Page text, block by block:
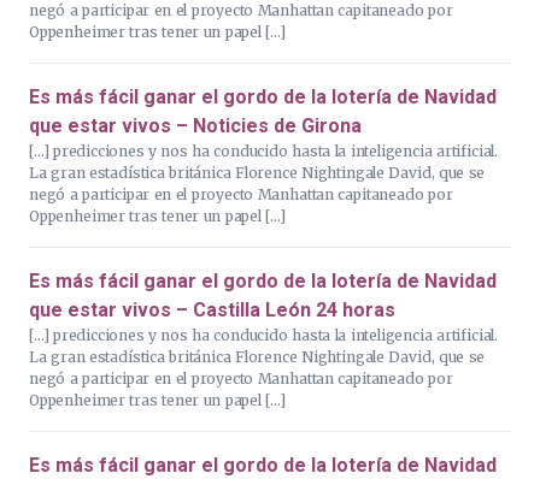
negó a participar en el proyecto Manhattan capitaneado por
Oppenheimer tras tener un papel […]
Es más fácil ganar el gordo de la lotería de Navidad
que estar vivos – Noticies de Girona
[…] predicciones y nos ha conducido hasta la inteligencia artificial.
La gran estadística británica Florence Nightingale David, que se
negó a participar en el proyecto Manhattan capitaneado por
Oppenheimer tras tener un papel […]
Es más fácil ganar el gordo de la lotería de Navidad
que estar vivos – Castilla León 24 horas
[…] predicciones y nos ha conducido hasta la inteligencia artificial.
La gran estadística británica Florence Nightingale David, que se
negó a participar en el proyecto Manhattan capitaneado por
Oppenheimer tras tener un papel […]
Es más fácil ganar el gordo de la lotería de Navidad